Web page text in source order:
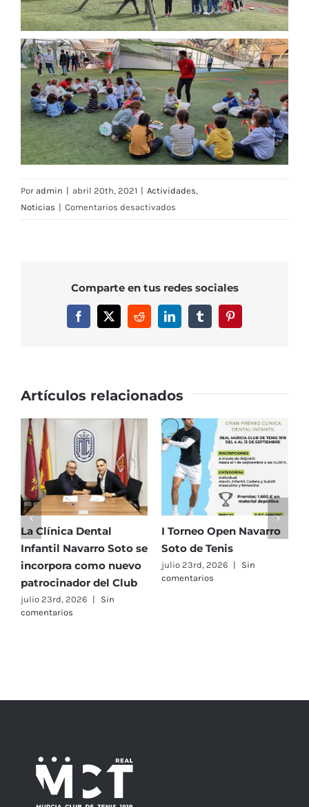
Por admin | abril 20th, 2021 | Actividades,
Noticias | Comentarios desactivados
Infantil
de
Fiestas
Comparte en tus redes sociales
Facebook
X RedditLinkedInTumblrPinterest
Artículos relacionados
Dental
Navarro Soto se
como nuevo
del Club
2026 | Sin
I Torneo Open Navarro
Soto de Tenis
julio 23rd, 2026 | Sin
comentarios
El Real